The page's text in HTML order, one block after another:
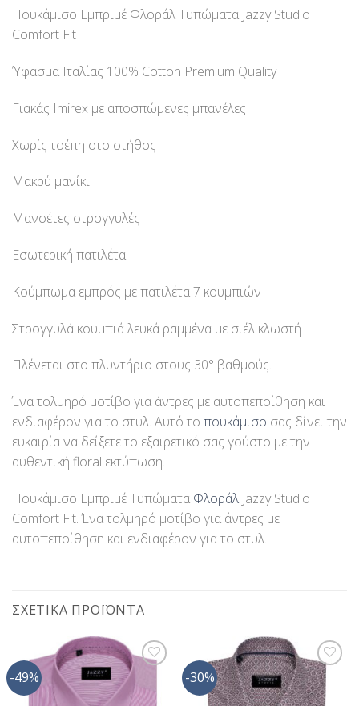
Πουκάμισο Εμπριμέ Φλοράλ Τυπώματα Jazzy Studio
Comfort Fit
Ύφασμα Ιταλίας 100% Cotton Premium Quality
Γιακάς Imirex με αποσπώμενες μπανέλες
Χωρίς τσέπη στο στήθος
Μακρύ μανίκι
Μανσέτες στρογγυλές
Εσωτερική πατιλέτα
Κούμπωμα εμπρός με πατιλέτα 7 κουμπιών
Στρογγυλά κουμπιά λευκά ραμμένα με σιέλ κλωστή
Πλένεται στο πλυντήριο στους 30° βαθμούς.
Ένα τολμηρό μοτίβο για άντρες με αυτοπεποίθηση και
ενδιαφέρον για το στυλ. Αυτό το πουκάμισο σας δίνει την
ευκαιρία να δείξετε το εξαιρετικό σας γούστο με την
αυθεντική floral εκτύπωση.
Πουκάμισο Εμπριμέ Τυπώματα Φλοράλ Jazzy Studio
Comfort Fit. Ένα τολμηρό μοτίβο για άντρες με
αυτοπεποίθηση και ενδιαφέρον για το στυλ.
ΣΧΕΤΙΚΆ ΠΡΟΪΌΝΤΑ
-49%
Προσθήκη
στη Λίστα
Επιθυμίας
-30%
Προσθήκη
στη Λίστα
Επιθυμίας